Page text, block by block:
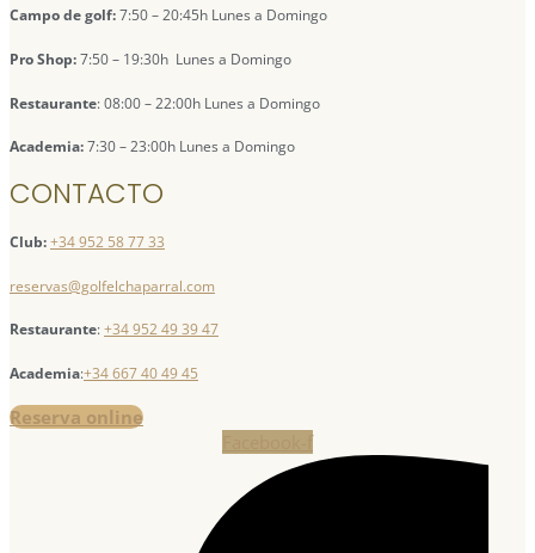
Campo de golf:7:50 – 20:45h Lunes a Domingo
Pro Shop:7:50 – 19:30h Lunes a Domingo
Restaurante: 08:00 – 22:00h Lunes a Domingo
Academia:7:30 – 23:00h Lunes a Domingo
CONTACTO
Club:+34 952 58 77 33
reservas@golfelchaparral.com
Restaurante:+34 952 49 39 47
Academia:+34 667 40 49 45
Reserva online